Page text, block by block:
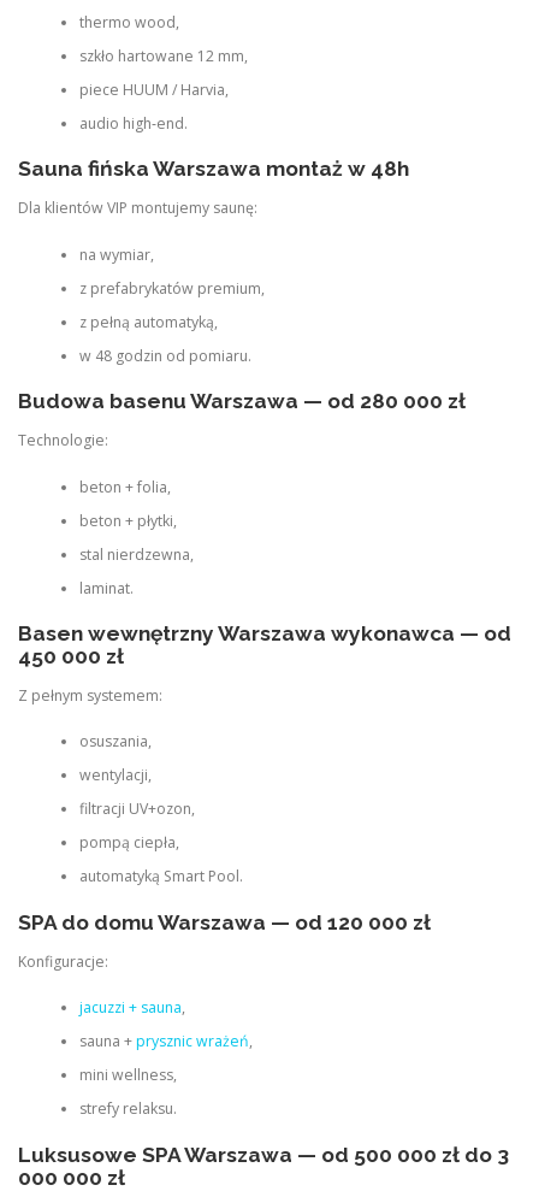
thermo wood,
szkło hartowane 12 mm,
piece HUUM / Harvia,
audio high‑end.
Sauna fińska Warszawa montaż w 48h
Dla klientów VIP montujemy saunę:
na wymiar,
z prefabrykatów premium,
z pełną automatyką,
w 48 godzin od pomiaru.
Budowa basenu Warszawa — od 280 000 zł
Technologie:
beton + folia,
beton + płytki,
stal nierdzewna,
laminat.
Basen wewnętrzny Warszawa wykonawca — od
450 000 zł
Z pełnym systemem:
osuszania,
wentylacji,
filtracji UV+ozon,
pompą ciepła,
automatyką Smart Pool.
SPA do domu Warszawa — od 120 000 zł
Konfiguracje:
jacuzzi + sauna,
sauna +prysznic wrażeń,
mini wellness,
strefy relaksu.
Luksusowe SPA Warszawa — od 500 000 zł do 3
000 000 zł